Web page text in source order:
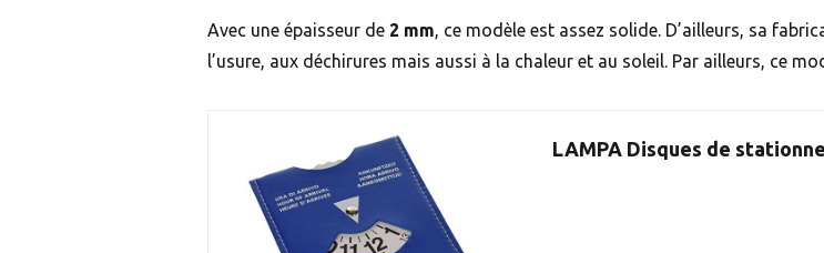
Avec une épaisseur de 2 mm, ce modèle est assez solide. D’ailleurs, sa
l’usure, aux déchirures mais aussi à la chaleur et au soleil. Par ailleurs, ce
LAMPA Disques de